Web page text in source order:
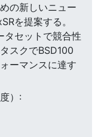
の新しいニュー
を提案する。
タセットで競合性
スクでBSD100
ーマンスに達す
）: